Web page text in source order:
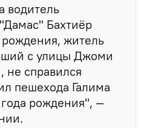
водитель
Бахтиёр
житель
с улицы Джоми
не справился
пешехода Галима
рождения", —